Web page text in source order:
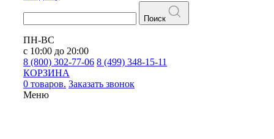
Поиск
ПН-ВС
с 10:00 до 20:00
8 (800) 302-77-06 8 (499) 348-15-11
КОРЗИНА
0 товаров. Заказать звонок
Меню